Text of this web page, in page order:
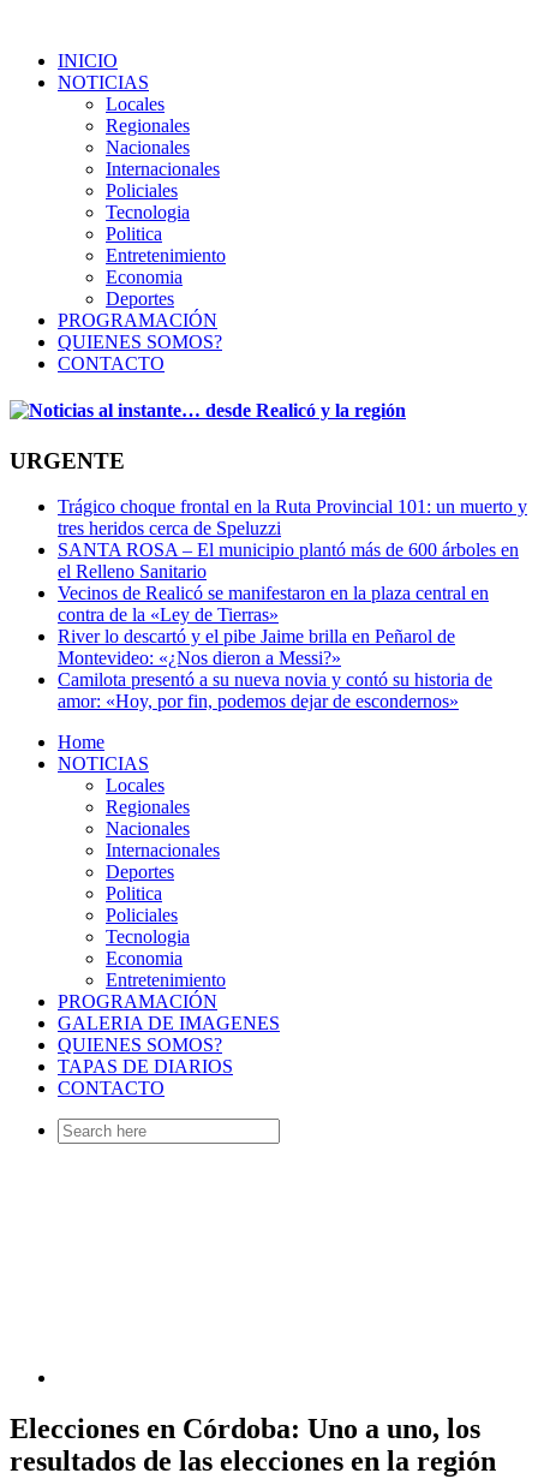
INICIO
NOTICIAS
Locales
Regionales
Nacionales
Internacionales
Policiales
Tecnologia
Politica
Entretenimiento
Economia
Deportes
PROGRAMACIÓN
QUIENES SOMOS?
CONTACTO
URGENTE
Trágico choque frontal en la Ruta Provincial 101: un muerto y
tres heridos cerca de Speluzzi
SANTA ROSA – El municipio plantó más de 600 árboles en
el Relleno Sanitario
Vecinos de Realicó se manifestaron en la plaza central en
contra de la «Ley de Tierras»
River lo descartó y el pibe Jaime brilla en Peñarol de
Montevideo: «¿Nos dieron a Messi?»
Camilota presentó a su nueva novia y contó su historia de
amor: «Hoy, por fin, podemos dejar de escondernos»
Home
NOTICIAS
Locales
Regionales
Nacionales
Internacionales
Deportes
Politica
Policiales
Tecnologia
Economia
Entretenimiento
PROGRAMACIÓN
GALERIA DE IMAGENES
QUIENES SOMOS?
TAPAS DE DIARIOS
CONTACTO
Search
for:
Elecciones en Córdoba: Uno a uno, los
resultados de las elecciones en la región